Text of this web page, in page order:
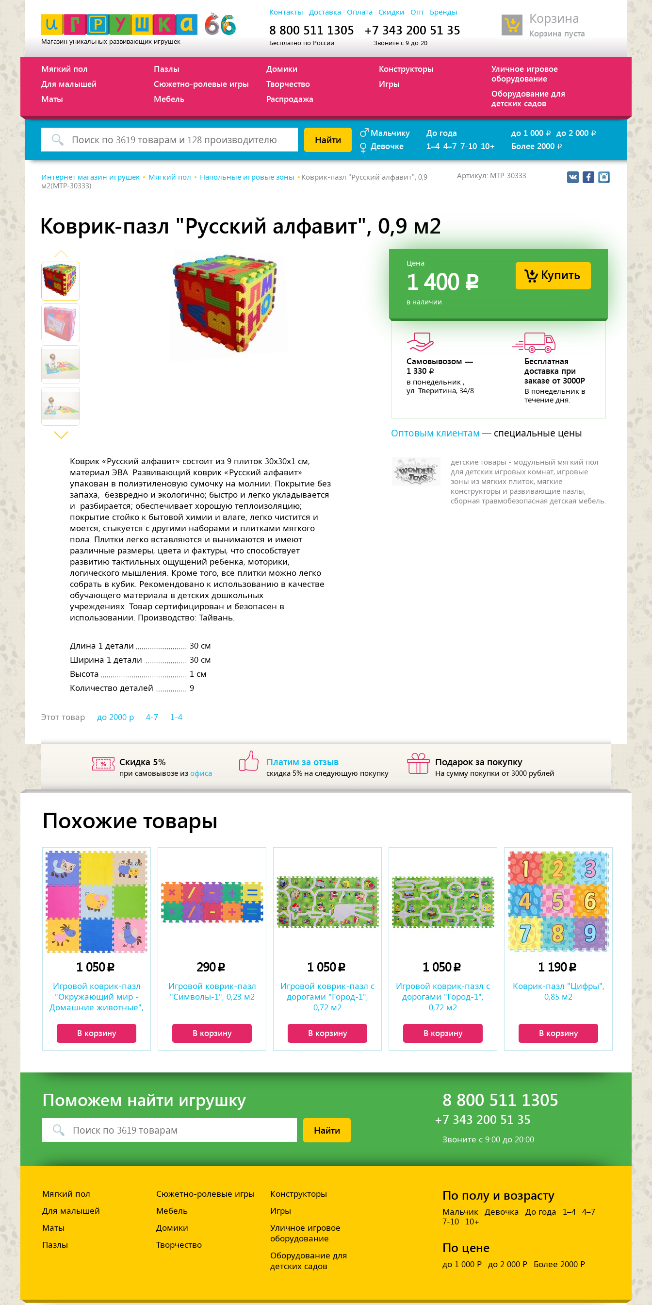
Корзина
Корзина пуста
Магазин уникальных развивающих игрушек
Контакты Доставка Оплата Скидки Опт Бренды
8 800 511 1305
Бесплатно по России
+7 343 200 51 35
Звоните с 9 до 20
Мягкий пол
Для малышей
Маты
Пазлы
Сюжетно-ролевые игры
Мебель
Домики
Творчество
Распродажа
Конструкторы
Игры
Уличное игровое
оборудование
Оборудование для
детских садов
Мальчику
Девочке
До года
1–4 4–7 7-10 10+
до 1 000 p до 2 000 p
Более 2000 p
Найти
Артикул: MTP-30333
Интернет магазин игрушек Мягкий пол Напольные игровые зоны
Коврик-пазл "Русский алфавит", 0,9
м2(MTP-30333)
Коврик-пазл "Русский алфавит", 0,9 м2
Купить
Цена
1 400 p
в наличии
Самовывозом —
1 330 p
в понедельник ,
ул. Тверитина, 34/8
Бесплатная
доставка при
заказе от 3000Р
В понедельник в
течение дня.
Оптовым клиентам — специальные цены
Коврик «Русский алфавит» состоит из 9 плиток 30х30х1 см,
материал ЭВА. Развивающий коврик «Русский алфавит»
упакован в полиэтиленовую сумочку на молнии. Покрытие без
запаха, безвредно и экологично; быстро и легко укладывается
и разбирается; обеспечивает хорошую теплоизоляцию;
покрытие стойко к бытовой химии и влаге, легко чистится и
моется; стыкуется с другими наборами и плитками мягкого
пола. Плитки легко вставляются и вынимаются и имеют
различные размеры, цвета и фактуры, что способствует
развитию тактильных ощущений ребенка, моторики,
логического мышления. Кроме того, все плитки можно легко
собрать в кубик. Рекомендовано к использованию в качестве
обучающего материала в детских дошкольных
учреждениях. Товар сертифицирован и безопасен в
использовании. Производство: Тайвань.
Длина 1 детали
30 см
Ширина 1 детали
30 см
Высота
1 см
Количество деталей
9
детские товары - модульный мягкий пол
для детских игровых комнат, игровые
зоны из мягких плиток, мягкие
конструкторы и развивающие пазлы,
сборная травмобезопасная детская мебель.
Этот товар до 2000 р 4-7 1-4
Скидка 5%
при самовывозе изофиса
Платим за отзыв
скидка 5% на следующую покупку
Подарок за покупку
На сумму покупки от 3000 рублей
Похожие товары
1 050p
Игровой коврик-пазл
"Окружающий мир -
Домашние животные",
В корзину
290p
Игровой коврик-пазл
"Символы-1", 0,23 м2
В корзину
1 050p
Игровой коврик-пазл с
дорогами "Город-1",
0,72 м2
В корзину
1 050p
Игровой коврик-пазл с
дорогами "Город-1",
0,72 м2
В корзину
1 190p
Коврик-пазл "Цифры",
0,85 м2
В корзину
8 800 511 1305
+7 343 200 51 35
Звоните с 9:00 до 20:00
Поможем найти игрушку
Найти
По полу и возрасту
Мальчик Девочка До года 1–4
4–7
7-10
10+
По цене
до 1 000 Р до 2 000 Р Более 2000 Р
Мягкий пол
Для малышей
Маты
Пазлы
Сюжетно-ролевые игры
Мебель
Домики
Творчество
Конструкторы
Игры
Уличное игровое
оборудование
Оборудование для
детских садов